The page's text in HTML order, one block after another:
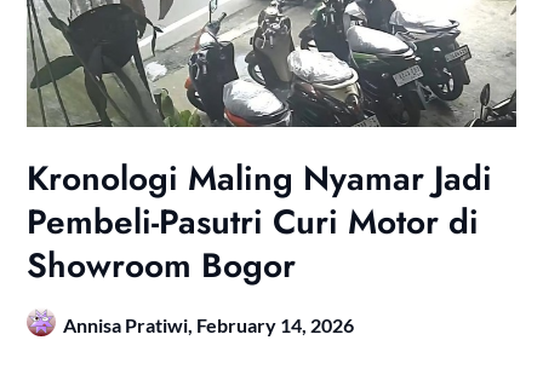
Kronologi Maling Nyamar Jadi
Pembeli-Pasutri Curi Motor di
Showroom Bogor
Annisa Pratiwi, February 14, 2026